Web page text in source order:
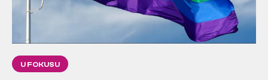
U FOKUSU